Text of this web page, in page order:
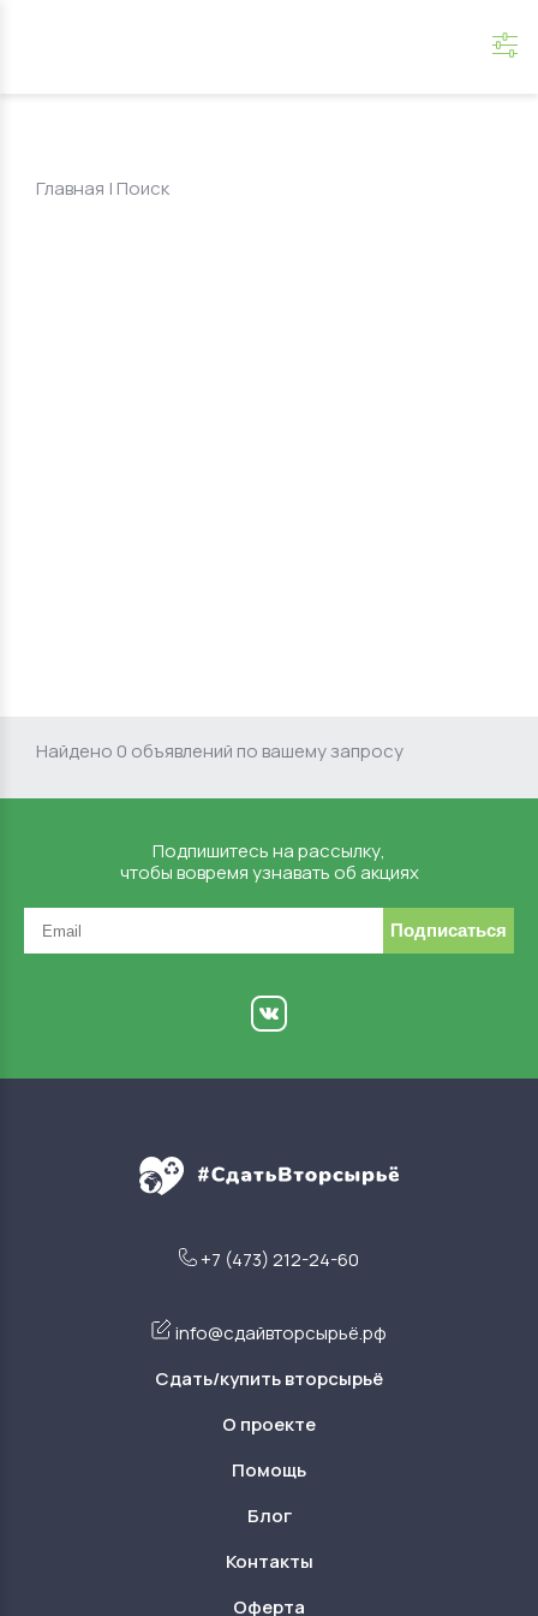
Главная | Поиск
Найдено 0 объявлений по вашему запросу
Подпишитесь на рассылку,
чтобы вовремя узнавать об акциях
Подписаться
+7 (473) 212-24-60
info@сдайвторсырьё.рф
Сдать/купить вторсырьё
О проекте
Помощь
Блог
Контакты
Оферта